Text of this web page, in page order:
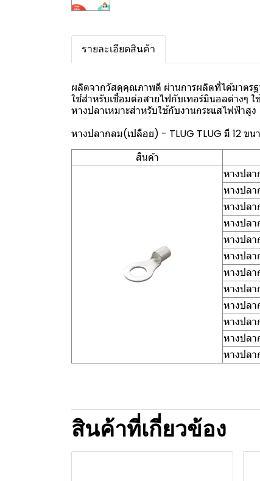
รายละเอียดสินค้า
ผลิตจากวัสดุคุณภาพดี ผ่านการผลิตที่ได้มาตร
ใช้สำหรับเชื่อมต่อสายไฟกับเทอร์มินอลต่างๆ ใ
หางปลาเหมาะสำหรับใช้กับงานกระแสไฟฟ้าสูง
หางปลากลม(เปลือย) - TLUG TLUG มี 12 ขน
สินค้า
หางปลา
หางปล
หางปล
หางปล
หางปล
หางปล
หางปล
หางปลา
หางปล
หางปล
หางปล
หางปล
สินค้าที่เกี่ยวข้อง